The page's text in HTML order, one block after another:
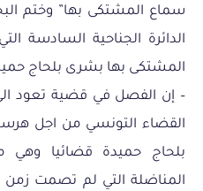
سماع المشتكى بها” وختم
الدائرة الجناحية السادسة
المشتكى بها بشرى بلحاج حميدة
القضاء التونسي من اجل
بلحاج حميدة قضائيا وهي
المناضلة التي لم تصمت زمن